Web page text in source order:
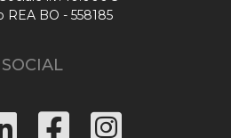
REA BO - 558185
SOCIAL